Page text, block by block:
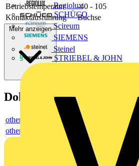
Regiolux
SCHÜCO
Scireum
SIEMENS
Steinel
STRIEBEL & JOHN
Betriebstemperatur
-40 - 105
Kontaktausführung
Buchse
Mehr anzeigen
Dokumente
others
others